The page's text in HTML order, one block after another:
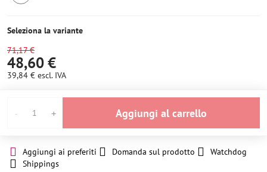
Seleziona la variante
71,17 €
48,60 €
39,84 € escl. IVA
Aggiungi al carrello
Aggiungi ai preferiti Domanda sul prodotto
Watchdog
Shippings